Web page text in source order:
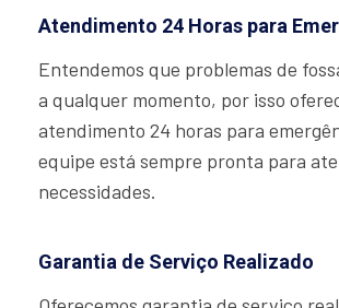
Atendimento 24 Horas para
Entendemos que problemas de
a qualquer momento, por isso
atendimento 24 horas para
equipe está sempre pronta para
necessidades.
Garantia de Serviço Realizado